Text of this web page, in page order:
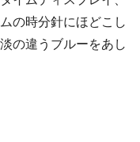
の時分針にほどこし
の違うブルーをあし